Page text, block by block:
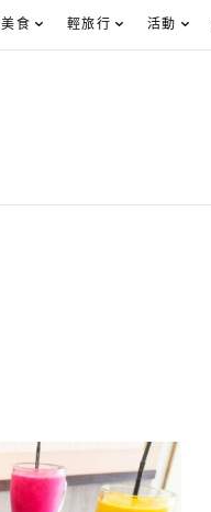
美食 輕旅行 活動